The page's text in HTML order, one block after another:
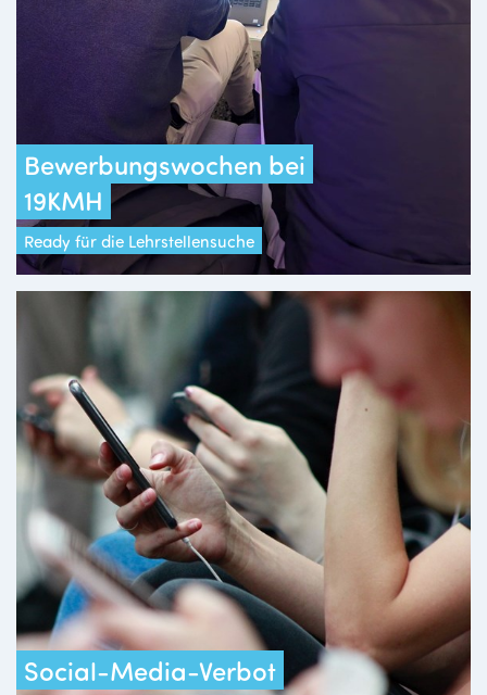
Bewerbungswochen bei
19KMH
Ready für die Lehrstellensuche
Social-Media-Verbot